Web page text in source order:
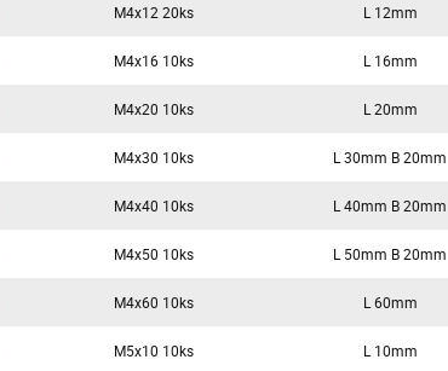
M4x12 20ks L 12mm
M4x16 10ks L 16mm
M4x20 10ks L 20mm
M4x30 10ks L 30mm B 20mm
M4x40 10ks L 40mm B 20mm
M4x50 10ks L 50mm B 20mm
M4x60 10ks L 60mm
M5x10 10ks L 10mm